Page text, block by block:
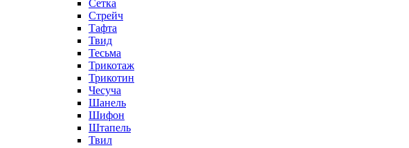
Сетка
Стрейч
Тафта
Твид
Тесьма
Трикотаж
Трикотин
Чесуча
Шанель
Шифон
Штапель
Твил